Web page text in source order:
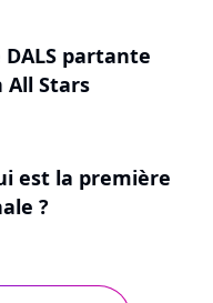
partante
All Stars
est la première
?